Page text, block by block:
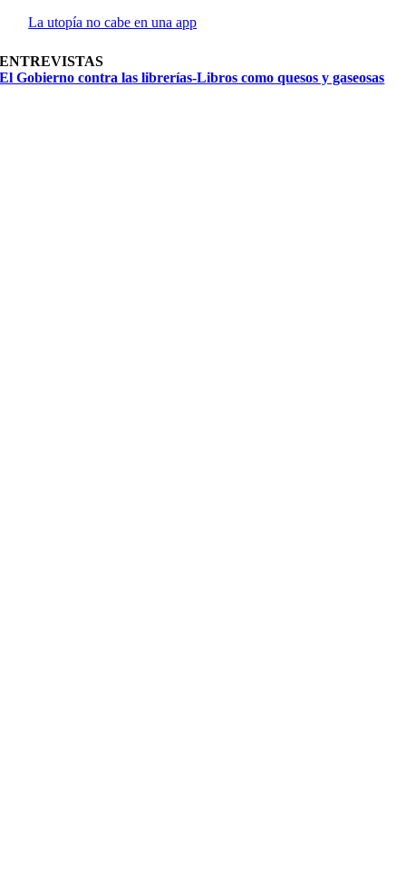
La utopía no cabe en una app
ENTREVISTAS
El Gobierno contra las librerías-Libros como quesos y gaseosas